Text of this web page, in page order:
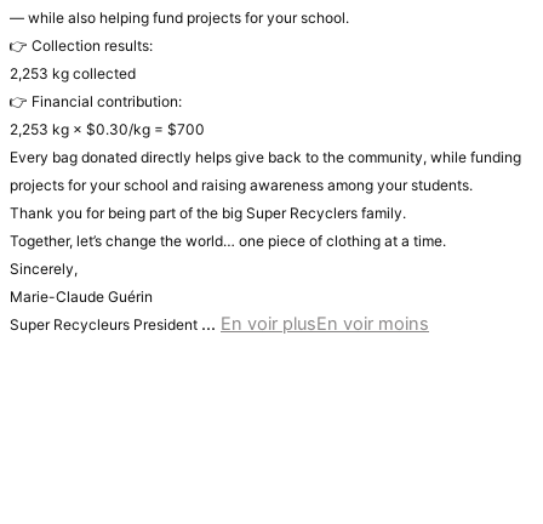
— while also helping fund projects for your school.
👉 Collection results:
2,253 kg collected
👉 Financial contribution:
2,253 kg × $0.30/kg = $700
Every bag donated directly helps give back to the community, while funding
projects for your school and raising awareness among your students.
Thank you for being part of the big Super Recyclers family.
Together, let’s change the world… one piece of clothing at a time.
Sincerely,
Marie-Claude Guérin
Super Recycleurs President ... En voir plusEn voir moins